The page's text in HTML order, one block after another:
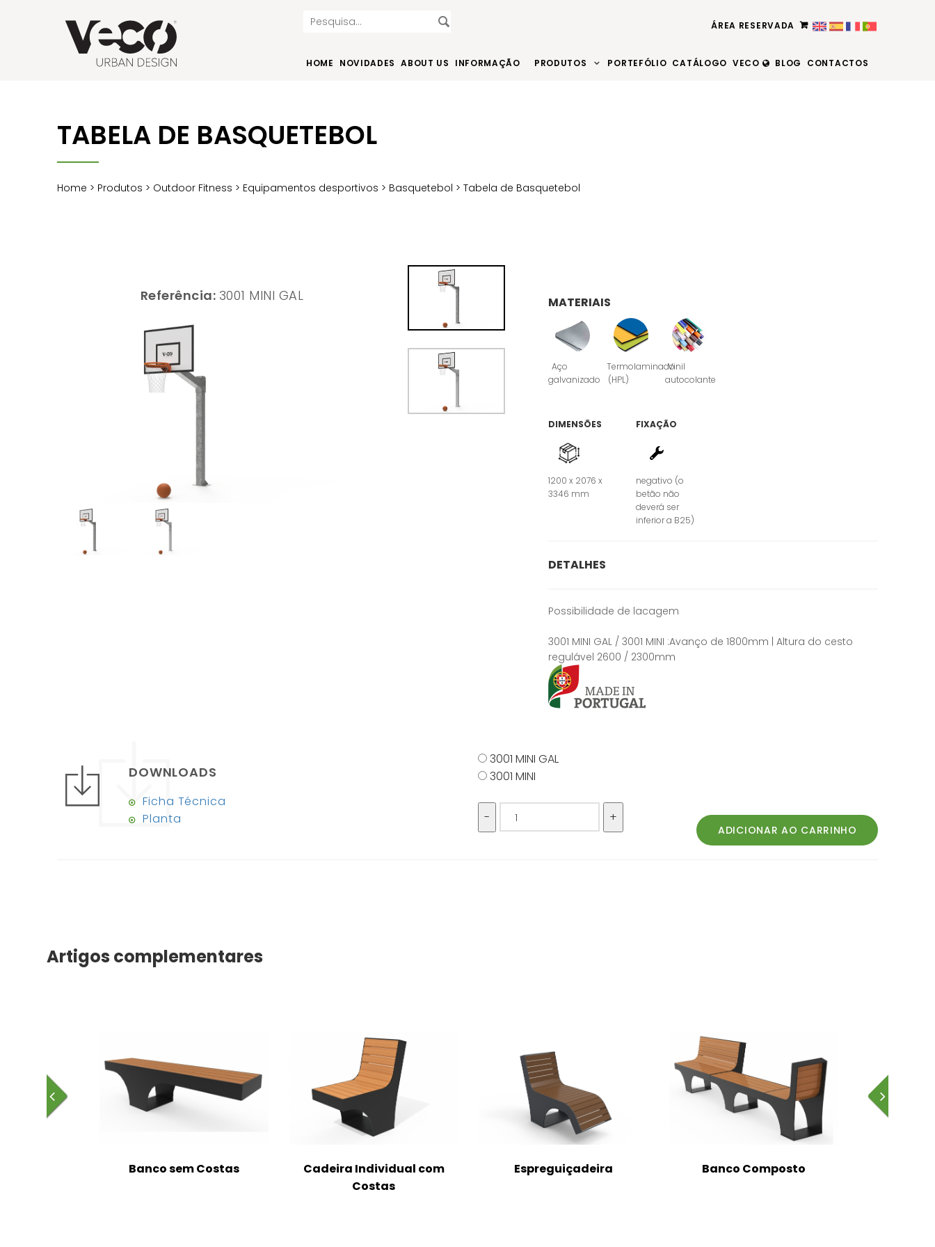
ÁREA RESERVADA
HOME NOVIDADES ABOUT US INFORMAÇÃO PRODUTOS PORTEFÓLIO CATÁLOGO VECO BLOG CONTACTOS
TABELA DE BASQUETEBOL
Home > Produtos > Outdoor Fitness > Equipamentos desportivos > Basquetebol > Tabela de Basquetebol
Referência: 3001 MINI GAL MATERIAIS
Aço
galvanizado
Termolaminado
(HPL)
Vinil
autocolante
DIMENSÕES
1200 x 2076 x
3346 mm
FIXAÇÃO
negativo (o
betão não
deverá ser
inferior a B25)
DETALHES
Possibilidade de lacagem
3001 MINI GAL / 3001 MINI :Avanço de 1800mm | Altura do cesto
regulável 2600 / 2300mm
DOWNLOADS
Ficha Técnica
Planta
3001 MINI GAL
3001 MINI
Artigos complementares
Banco sem Costas
Cadeira Individual com
Costas
Espreguiçadeira Banco Composto